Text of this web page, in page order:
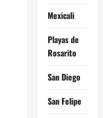
Mexicali
Playas de
Rosarito
San Diego
San Felipe